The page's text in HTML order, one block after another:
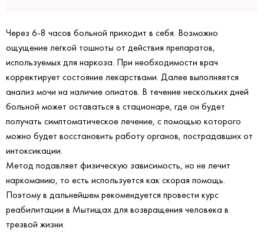
Через 6-8 часов больной приходит в себя. Возможно
ощущение легкой тошноты от действия препаратов,
используемых для наркоза. При необходимости врач
корректирует состояние лекарствами. Далее выполняется
анализ мочи на наличие опиатов. В течение нескольких дней
больной может оставаться в стационаре, где он будет
получать симптоматическое лечение, с помощью которого
можно будет восстановить работу органов, пострадавших от
интоксикации.
Метод подавляет физическую зависимость, но не лечит
наркоманию, то есть используется как скорая помощь.
Поэтому в дальнейшем рекомендуется провести курс
реабилитации в Мытищах для возвращения человека в
трезвой жизни.